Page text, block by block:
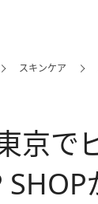
スキンケア
京で